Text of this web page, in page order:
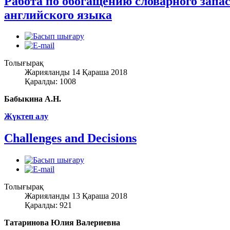
английского языка
Толығырақ
Жарияланды 14 Қараша 2018
Қаралды: 1008
Бабыкина А.Н.
Жүктеп алу
Challenges and Decisions
Толығырақ
Жарияланды 13 Қараша 2018
Қаралды: 921
Татаринова Юлия Валериевна